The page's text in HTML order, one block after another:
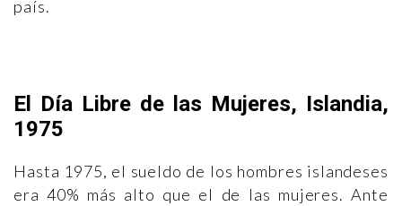
país.
El Día Libre de las Mujeres, Islandia,
1975
Hasta 1975, el sueldo de los hombres islandeses
era 40% más alto que el de las mujeres. Ante